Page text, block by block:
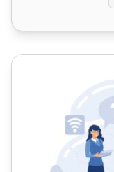
حقيقية